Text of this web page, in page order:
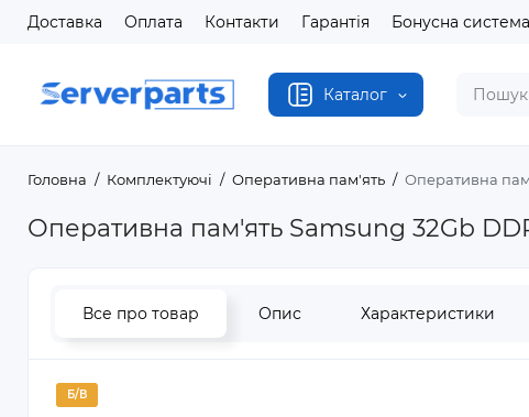
Доставка Оплата Контакти Гарантія Бонусна система
Каталог
Головна Комплектуючі Оперативна пам'ять Оперативна
Оперативна пам'ять Samsung 32Gb
Все про товар Опис Характеристики
Б/В